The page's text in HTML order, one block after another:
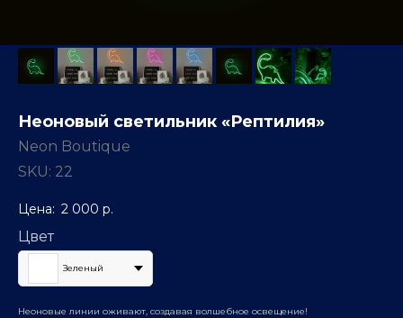
Неоновый светильник «Рептилия»
Neon Boutique
SKU: 22
2 000 р.
Цвет
Зеленый
Неоновые линии оживают, создавая волшебное освещение!